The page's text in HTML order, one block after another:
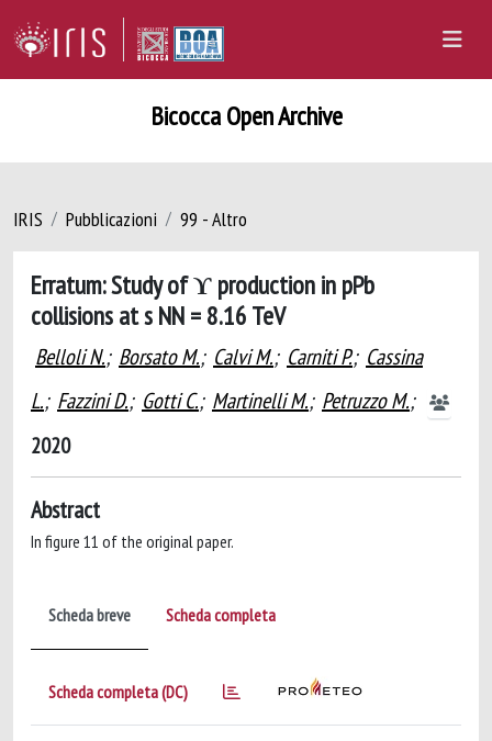
Bicocca Open Archive
IRIS Pubblicazioni 99 - Altro
Erratum: Study of ϒ production in pPb
collisions at s NN = 8.16 TeV
Belloli N.; Borsato M.; Calvi M.; Carniti P.; Cassina
L.; Fazzini D.; Gotti C.; Martinelli M.; Petruzzo M.;
2020
Abstract
In figure 11 of the original paper.
Scheda breve Scheda completa
Scheda completa (DC)